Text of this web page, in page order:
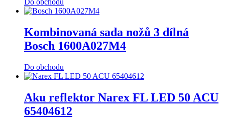
Do obchodu
Kombinovaná sada nožů 3 dílná
Bosch 1600A027M4
Do obchodu
Aku reflektor Narex FL LED 50 ACU
65404612